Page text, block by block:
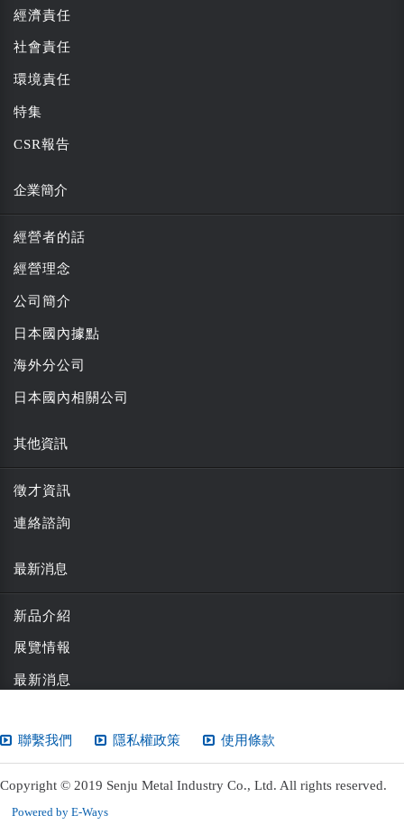
經濟責任
社會責任
環境責任
特集
CSR報告
企業簡介
經營者的話
經營理念
公司簡介
日本國內據點
海外分公司
日本國內相關公司
其他資訊
徵才資訊
連絡諮詢
最新消息
新品介紹
展覽情報
最新消息
聯繫我們 隱私權政策 使用條款
Copyright © 2019 Senju Metal Industry Co., Ltd. All rights reserved.
Powered by E-Ways